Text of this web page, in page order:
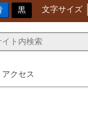
文字サイズ
黒
アクセス